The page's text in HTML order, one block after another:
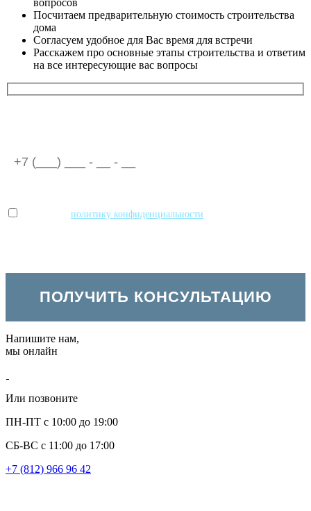
Посчитаем предварительную стоимость строительства
дома
Согласуем удобное для Вас время для встречи
Расскажем про основные этапы строительства и ответим
на все интересующие вас вопросы
политику конфиденциальности
Напишите нам,
мы онлайн
Или позвоните
ПН-ПТ с 10:00 до 19:00
СБ-ВС с 11:00 до 17:00
+7 (812) 966 96 42